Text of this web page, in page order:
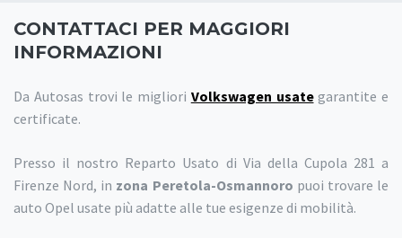
CONTATTACI PER MAGGIORI
INFORMAZIONI
Da Autosas trovi le migliori Volkswagen usategarantite e
certificate.
Presso il nostro Reparto Usato di Via della Cupola 281 a
Firenze Nord, in zona Peretola-Osmannoro puoi trovare le
auto Opel usate più adatte alle tue esigenze di mobilità.